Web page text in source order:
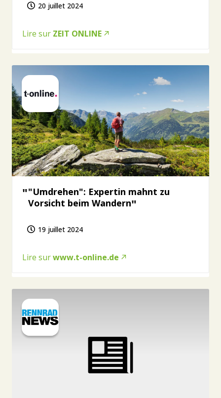
20 juillet 2024
Lire sur ZEIT ONLINE
"Umdrehen": Expertin mahnt zu
Vorsicht beim Wandern
19 juillet 2024
Lire surwww.t-online.de